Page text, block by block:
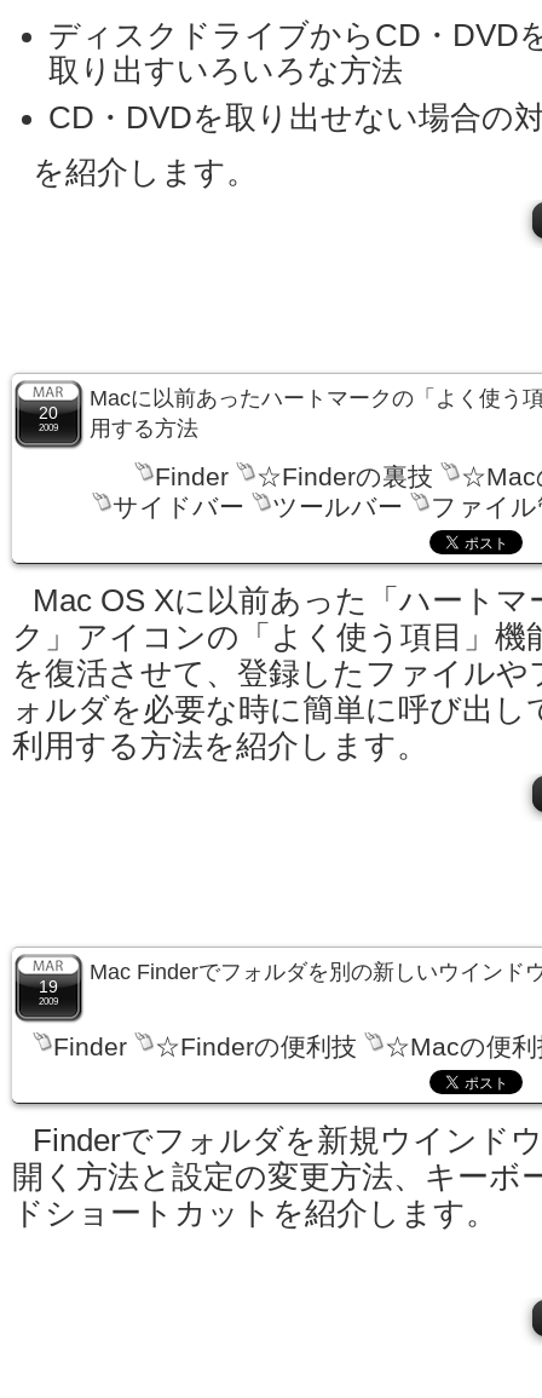
ディスクドライブからCD・DVD
取り出すいろいろな方法
CD・DVDを取り出せない場合の
を紹介します。
20
2009
Macに以前あったハートマークの「よく使う
用する方法
Finder ☆Finderの裏技
☆Mac
サイドバー
ツールバー ファイル
Mac OS Xに以前あった「ハートマ
ク」アイコンの「よく使う項目」機
を復活させて、登録したファイルや
ォルダを必要な時に簡単に呼び出し
利用する方法を紹介します。
19
2009
Mac Finderでフォルダを別の新しいウインド
Finder ☆Finderの便利技 ☆Macの便利
Finderでフォルダを新規ウインド
開く方法と設定の変更方法、キーボ
ドショートカットを紹介します。